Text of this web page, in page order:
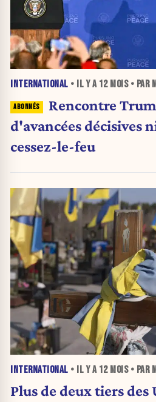
INTERNATIONAL • IL Y A 12 MOIS• PAR
Rencontre
d'avancées décisives
cessez-le-feu
INTERNATIONAL • IL Y A 12 MOIS• PAR
Plus de deux tiers